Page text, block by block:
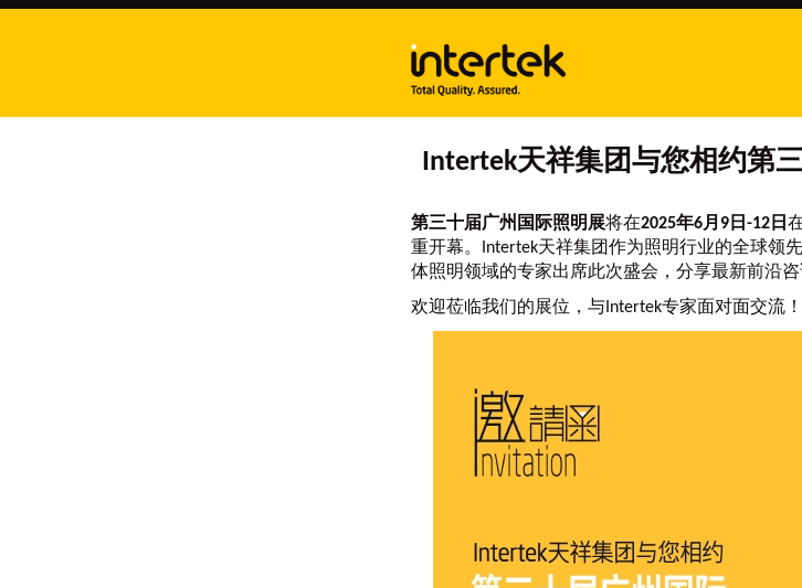
Intertek天祥集团与您相约第
第三十届广州国际照明展将在2025年6月9日-12日
重开幕。Intertek天祥集团作为照明行业的全球领
体照明领域的专家出席此次盛会，分享最新前沿
欢迎莅临我们的展位，与Intertek专家面对面交流！